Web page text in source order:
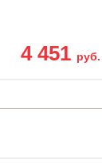
4 451 руб.